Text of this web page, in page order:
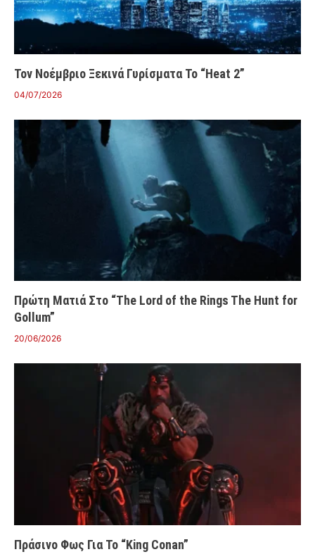
Τον Νοέμβριο Ξεκινά Γυρίσματα Το “Heat 2”
04/07/2026
Πρώτη Ματιά Στο “The Lord of the Rings The Hunt for
Gollum”
20/06/2026
Πράσινο Φως Για Το “King Conan”